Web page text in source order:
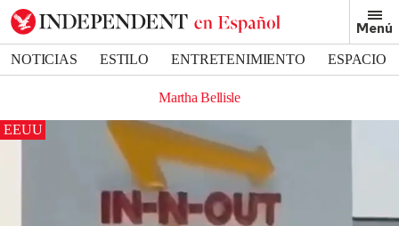
Menú
NOTICIAS ESTILO ENTRETENIMIENTO
ESPACIO
Martha Bellisle
EEUU